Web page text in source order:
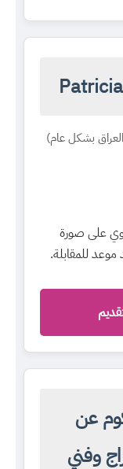
بشكل عام)
على صورة
للمقابلة.
عن
وفني